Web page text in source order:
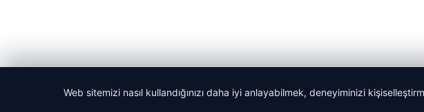
© 2026 Güzel Haber – Güncel Haberler
Web sitemizi nasıl kullandığınızı daha iyi anlayabilmek, deneyiminizi